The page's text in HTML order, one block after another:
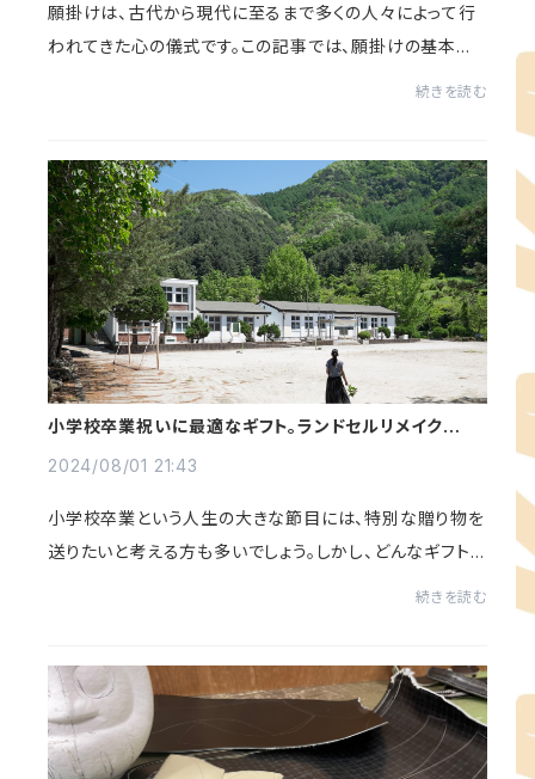
願掛けは、古代から現代に至るまで多くの人々によって行
われてきた心の儀式です。この記事では、願掛けの基本知
続きを読む
小学校卒業祝いに最適なギフト。ランドセルリメイクのだ
2024/08/01 21:43
小学校卒業という人生の大きな節目には、特別な贈り物を
送りたいと考える方も多いでしょう。しかし、どんなギフト
続きを読む